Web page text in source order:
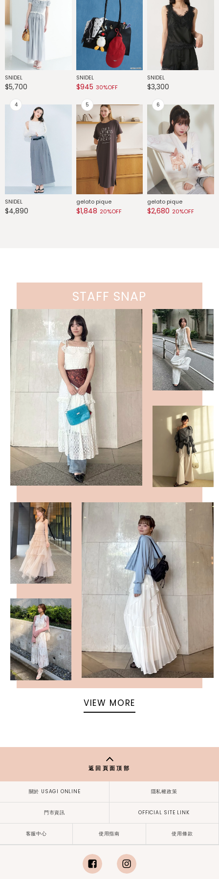
SNIDEL
$5,700
SNIDEL
$945 30%OFF
SNIDEL
$3,300
SNIDEL
$4,890
gelato pique
$1,848 20%OFF
gelato pique
$2,680 20%OFF
STAFF SNAP
VIEW MORE
返回頁面頂部
關於 USAGI ONLINE 隱私權政策
門市資訊 OFFICIAL SITE LINK
客服中心 使用指南 使用條款